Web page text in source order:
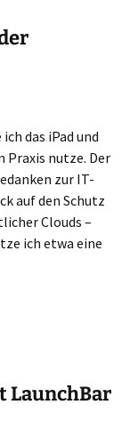
das iPad und
nutze. Der
zur IT-
auf den Schutz
Clouds –
ich etwa eine
Praxis
LaunchBar